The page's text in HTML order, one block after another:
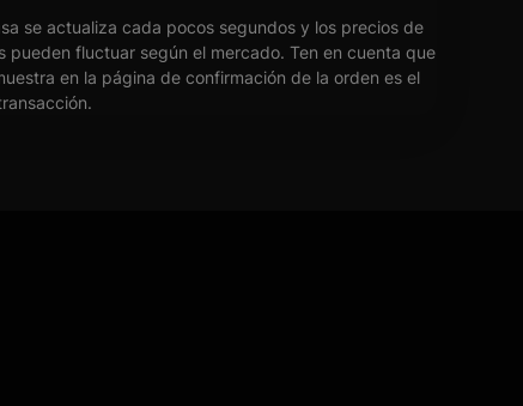
se actualiza cada pocos segundos y los precios de
pueden fluctuar según el mercado. Ten en cuenta que
en la página de confirmación de la orden es el